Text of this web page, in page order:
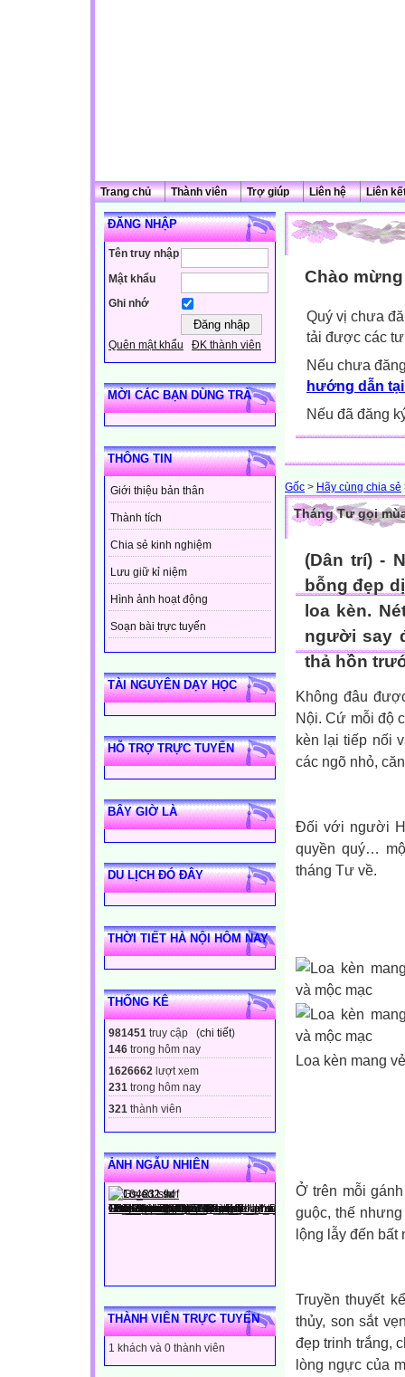
Trang chủ Thành viên Trợ giúp Liên hệ Liên
ĐĂNG NHẬP
Tên truy nhập
Mật khẩu
Ghi nhớ
Quên mật khẩu ĐK thành viên
MỜI CÁC BẠN DÙNG TRÀ
THÔNG TIN
Giới thiệu bản thân
Thành tích
Chia sẻ kinh nghiệm
Lưu giữ kỉ niệm
Hình ảnh hoạt động
Soạn bài trực tuyến
TÀI NGUYÊN DẠY HỌC
HỖ TRỢ TRỰC TUYẾN
BÂY GIỜ LÀ
DU LỊCH ĐÓ ĐÂY
THỜI TIẾT HÀ NỘI HÔM NAY
THỐNG KÊ
981451 truy cập (chi tiết)
146 trong hôm nay
1626662 lượt xem
231 trong hôm nay
321 thành viên
ẢNH NGẪU NHIÊN
THÀNH VIÊN TRỰC TUYẾN
1 khách và 0 thành viên
Chào
Quý vị chưa
tải được các
Nếu chưa
hướng dẫn
Nếu đã đăng
Gốc > Hãy cùng chia sẻ
Tháng Tư gọi
(Dân trí) -
bỗng đẹp
loa kèn.
người say
thả hồn
Không đâu
Nội. Cứ mỗi độ
kèn lại tiếp nối
các ngõ nhỏ,
Đối với người
quyền quý…
tháng Tư về.
Loa kèn mang
Ở trên mỗi
guộc, thế
lộng lẫy đến bất
Truyền thuyết
thủy, son sắt
đẹp trinh trắng,
lòng ngực của